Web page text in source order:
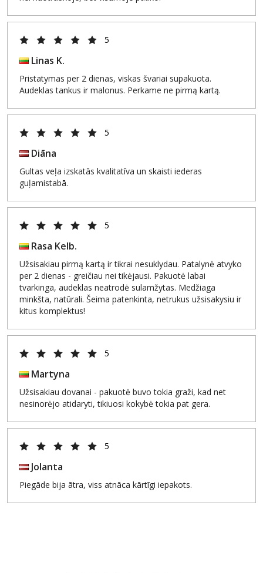
5
Linas K.
Pristatymas per 2 dienas, viskas švariai supakuota.
Audeklas tankus ir malonus. Perkame ne pirmą kartą.
5
Diāna
Gultas veļa izskatās kvalitatīva un skaisti iederas
guļamistabā.
5
Rasa Kelb.
Užsisakiau pirmą kartą ir tikrai nesuklydau. Patalynė atvyko
per 2 dienas - greičiau nei tikėjausi. Pakuotė labai
tvarkinga, audeklas neatrodė sulamžytas. Medžiaga
minkšta, natūrali. Šeima patenkinta, netrukus užsisakysiu ir
kitus komplektus!
5
Martyna
Užsisakiau dovanai - pakuotė buvo tokia graži, kad net
nesinorėjo atidaryti, tikiuosi kokybė tokia pat gera.
5
Jolanta
Piegāde bija ātra, viss atnāca kārtīgi iepakots.